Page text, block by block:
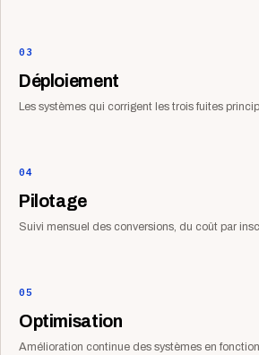
03
Déploiement
Les systèmes qui corrigent les trois fuites
04
Pilotage
Suivi mensuel des conversions, du coût par
05
Optimisation
Amélioration continue des systèmes en